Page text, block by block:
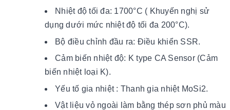
Nhiệt độ tối đa: 1700°C ( Khuyến nghị sử
dụng dưới mức nhiệt độ tối đa 200°C).
Bộ điều chỉnh đầu ra: Điều khiển SSR.
Cảm biến nhiệt độ: K type CA Sensor (Cảm
biến nhiệt loại K).
Yếu tố gia nhiệt : Thanh gia nhiệt MoSi2.
Vật liệu vỏ ngoài làm bằng thép sơn phủ màu